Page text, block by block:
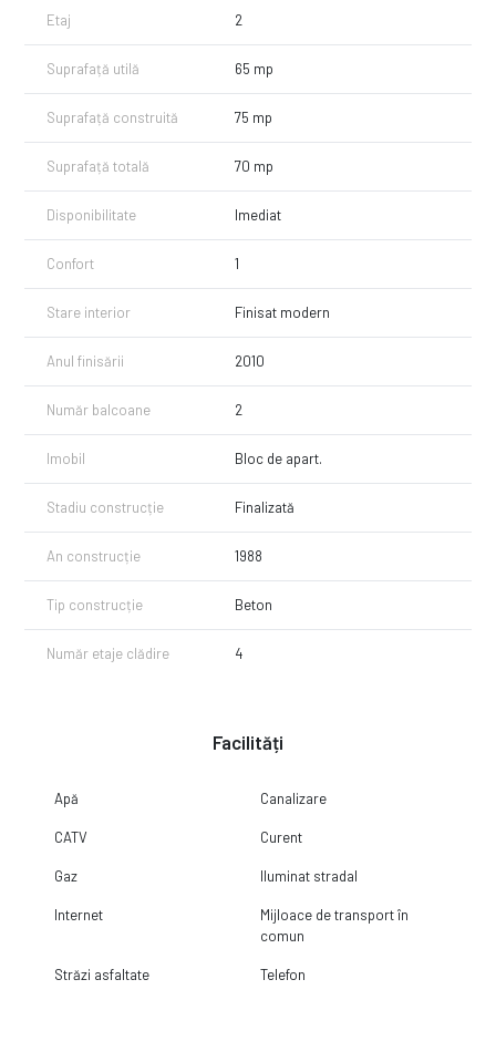
Etaj 2
Suprafață utilă 65 mp
Suprafață construită 75 mp
Suprafață totală 70 mp
Disponibilitate Imediat
Confort 1
Stare interior Finisat modern
Anul finisării 2010
Număr balcoane 2
Imobil Bloc de apart.
Stadiu construcție Finalizată
An construcție 1988
Tip construcție Beton
Număr etaje clădire 4
Facilități
Apă Canalizare
CATV Curent
Gaz Iluminat stradal
Internet
Mijloace de transport în
comun
Străzi asfaltate Telefon